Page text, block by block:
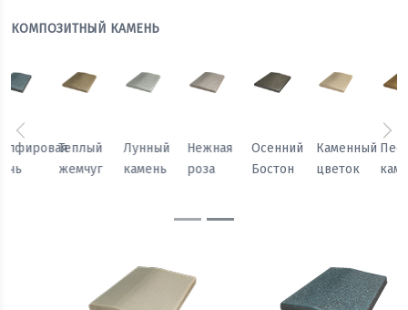
КОМПОЗИТНЫЙ КАМЕНЬ
Осенний
Бостон
Каменный
цветок
Песчаный
камень
Морозный
персик
Сапфировая
ночь
Теплый
жемчуг
Предыдущий